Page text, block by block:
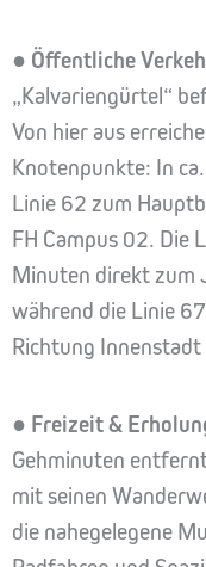
● Öffentliche
„Kalvariengürtel“
Von hier aus
Knotenpunkte: In
Linie 62 zum
FH Campus 02. Die
Minuten direkt zum
während die Linie
Richtung
● Freizeit &
Gehminuten
mit seinen
die nahegelegene